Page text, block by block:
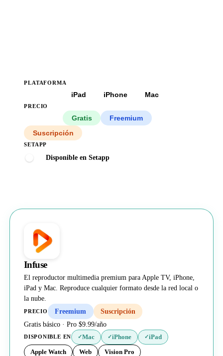
PLATAFORMA
iPad iPhone Mac
PRECIO
Gratis
Freemium
Suscripción
SETAPP
Disponible en Setapp
Infuse
El reproductor multimedia premium para Apple TV, iPhone,
iPad y Mac. Reproduce cualquier formato desde la red local o
la nube.
PRECIO Freemium
Suscripción
Gratis básico · Pro $9.99/año
DISPONIBLE EN ✓Mac ✓iPhone ✓iPad
Apple Watch Web Vision Pro